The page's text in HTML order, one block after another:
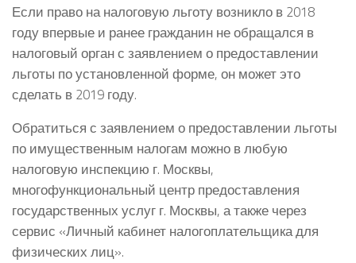
Если право на налоговую льготу возникло в 2018
году впервые и ранее гражданин не обращался в
налоговый орган с заявлением о предоставлении
льготы по установленной форме, он может это
сделать в 2019 году.
Обратиться с заявлением о предоставлении льготы
по имущественным налогам можно в любую
налоговую инспекцию г. Москвы,
многофункциональный центр предоставления
государственных услуг г. Москвы, а также через
сервис «Личный кабинет налогоплательщика для
физических лиц».